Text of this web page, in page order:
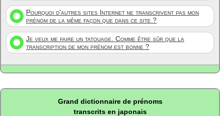
Pourquoi d'autres sites Internet ne transcrivent pas mon
prénom de la même façon que dans ce site ?
Je veux me faire un tatouage. Comme être sûr que la
transcription de mon prénom est bonne ?
Grand dictionnaire de prénoms
transcrits en japonais